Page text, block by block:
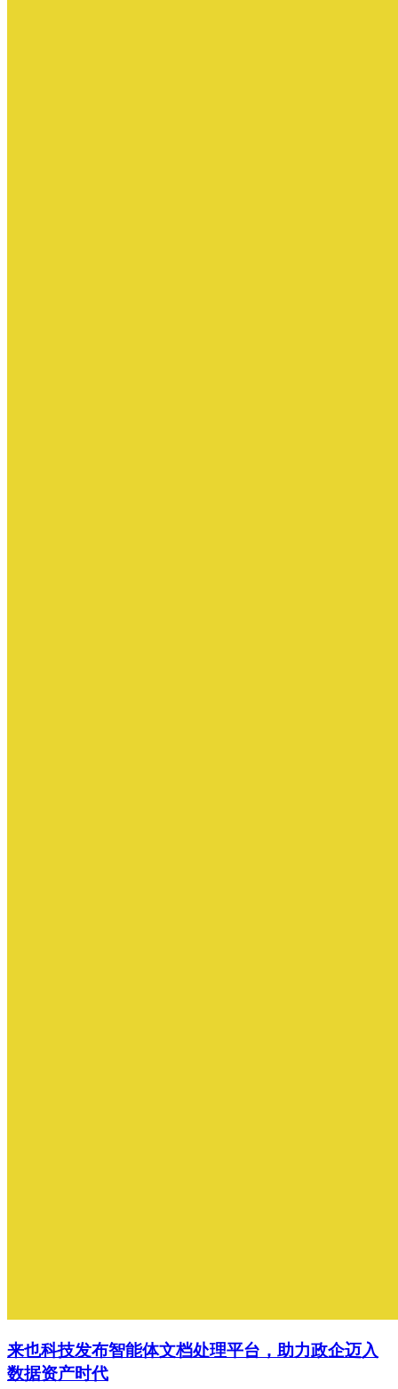
来也科技发布智能体文档处理平台，助力政企迈入
数据资产时代